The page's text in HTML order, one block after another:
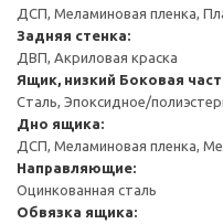
ДСП, Меламиновая пленка,
Задняя стенка:
ДВП, Акриловая краска
Ящик, низкий Боковая
Сталь, Эпоксидное/
Дно ящика:
ДСП, Меламиновая пленка,
Направляющие:
Оцинкованная сталь
Обвязка ящика: